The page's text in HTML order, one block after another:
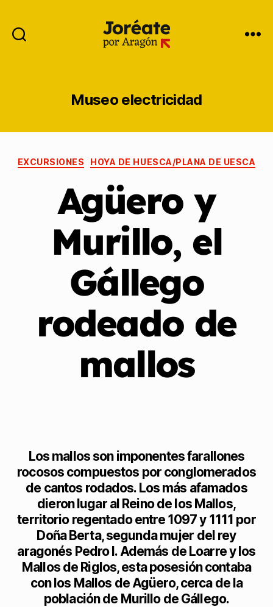
Museo electricidad
EXCURSIONES HOYA DE HUESCA/PLANA DE UESCA
Agüero y
Murillo, el
Gállego
rodeado de
mallos
Los mallos son imponentes farallones
rocosos compuestos por conglomerados
de cantos rodados. Los más afamados
dieron lugar al Reino de los Mallos,
territorio regentado entre 1097 y 1111 por
Doña Berta, segunda mujer del rey
aragonés Pedro I. Además de Loarre y los
Mallos de Riglos, esta posesión contaba
con los Mallos de Agüero, cerca de la
población de Murillo de Gállego.